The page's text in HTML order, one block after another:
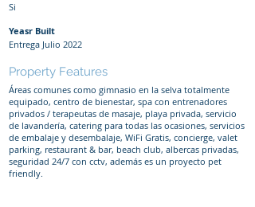
Si
Yeasr Built
Entrega Julio 2022
Property Features
Áreas comunes como gimnasio en la selva totalmente
equipado, centro de bienestar, spa con entrenadores
privados / terapeutas de masaje, playa privada, servicio
de lavandería, catering para todas las ocasiones, servicios
de embalaje y desembalaje, WiFi Gratis, concierge, valet
parking, restaurant & bar, beach club, albercas privadas,
seguridad 24/7 con cctv, además es un proyecto pet
friendly.